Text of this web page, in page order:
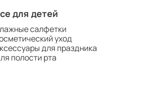
для детей
салфетки
уход
для праздника
полости рта